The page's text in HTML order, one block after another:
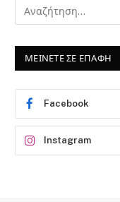
ΜΕΙΝΕΤΕ ΣΕ ΕΠΑΦΗ
Facebook
Instagram